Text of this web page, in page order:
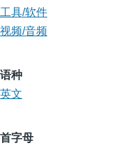
工具/软件
视频/音频
语种
英文
首字母